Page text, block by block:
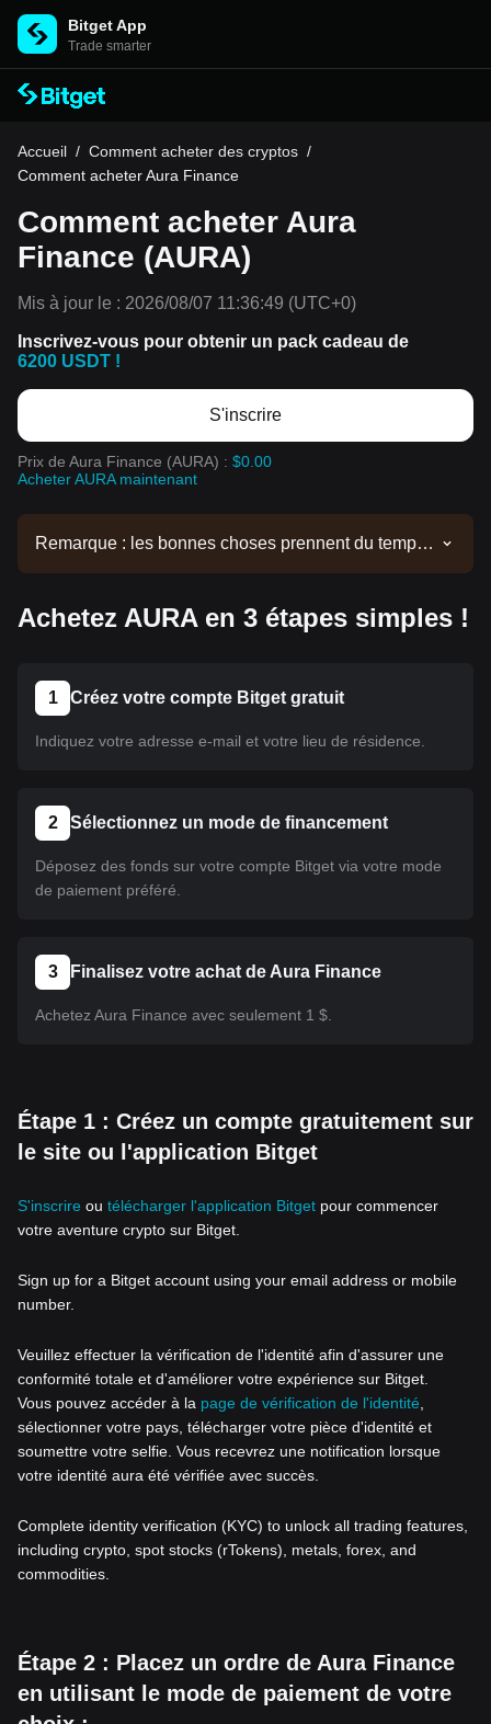
Bitget App
Trade smarter
Accueil / Comment acheter des cryptos /
Comment acheter Aura Finance
Comment acheter Aura
Finance (AURA)
Mis à jour le : 2026/08/07 11:36:49 (UTC+0)
Inscrivez-vous pour obtenir un pack cadeau de
6200 USDT !
S'inscrire
Prix de Aura Finance (AURA) : $0.00
Acheter AURA maintenant
Remarque : les bonnes choses prennent du temps.
listings. Une fois disponible sur Bitget, vous pourrez
Bitget.
Achetez AURA en 3 étapes simples !
1 Créez votre compte Bitget gratuit
Indiquez votre adresse e-mail et votre lieu de résidence.
2 Sélectionnez un mode de financement
Déposez des fonds sur votre compte Bitget via votre mode
de paiement préféré.
3 Finalisez votre achat de Aura Finance
Achetez Aura Finance avec seulement 1 $.
Étape 1 : Créez un compte gratuitement sur
le site ou l'application Bitget
S'inscrire ou télécharger l'application Bitget pour commencer
votre aventure crypto sur Bitget.
Sign up for a Bitget account using your email address or mobile
number.
Veuillez effectuer la vérification de l'identité afin d'assurer une
conformité totale et d'améliorer votre expérience sur Bitget.
Vous pouvez accéder à la page de vérification de l'identité
sélectionner votre pays, télécharger votre pièce d'identité et
soumettre votre selfie. Vous recevrez une notification lorsque
votre identité aura été vérifiée avec succès.
Complete identity verification (KYC) to unlock all trading features,
including crypto, spot stocks (rTokens), metals, forex, and
commodities.
Étape 2 : Placez un ordre de Aura Finance
en utilisant le mode de paiement de votre